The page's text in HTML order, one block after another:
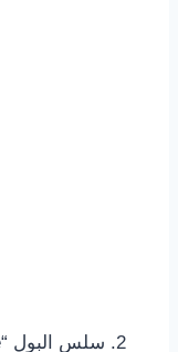
سلس البول “Incontinence”: